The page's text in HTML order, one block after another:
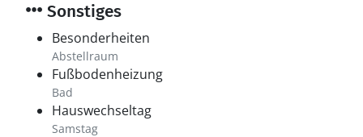
Sonstiges
Besonderheiten
Abstellraum
Fußbodenheizung
Bad
Hauswechseltag
Samstag